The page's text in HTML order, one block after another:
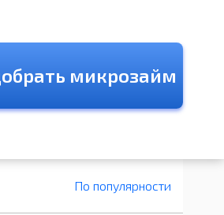
микрозайм
По популярности